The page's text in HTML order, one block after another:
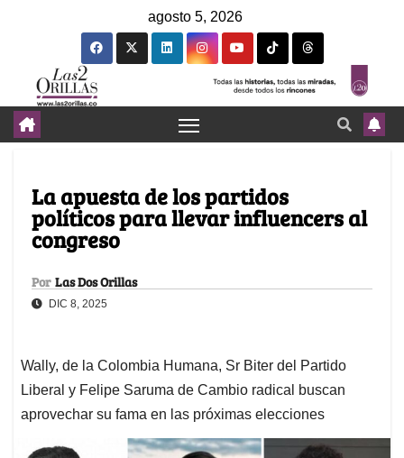
agosto 5, 2026
La apuesta de los partidos
políticos para llevar influencers al
congreso
Por Las Dos Orillas
DIC 8, 2025
Wally, de la Colombia Humana, Sr Biter del Partido
Liberal y Felipe Saruma de Cambio radical buscan
aprovechar su fama en las próximas elecciones